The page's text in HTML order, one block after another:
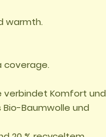
warmth.
coverage.
verbindet Komfort und
Baumwolle und